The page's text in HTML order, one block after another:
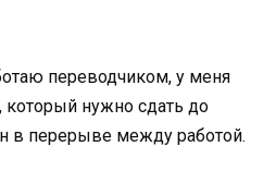
переводчиком, у меня
который нужно сдать до
в перерыве между работой.